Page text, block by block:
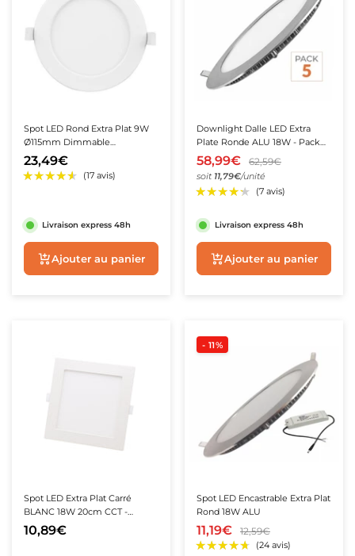
★★★★★
★★★★★ (1 avis)
Spot LED Rond Extra Plat 9W
Ø115mm Dimmable
Température Variable -
3000K/4000K/6500K
23,49€
Livraison express 48h
Ajouter au panier
Downlight Dalle LED Extra
Plate Ronde ALU 18W - Pack
de 5
58,99€ 62,59€
soit 11,79€/unité
Livraison express 48h
Aperçu rapide
Spot LED Extra Plat Carré
BLANC 18W 20cm CCT -
3000K/4000K/6000K
10,89€
- 11%
Spot LED Encastrable Extra Plat
Rond 18W ALU
11,19€ 12,59€